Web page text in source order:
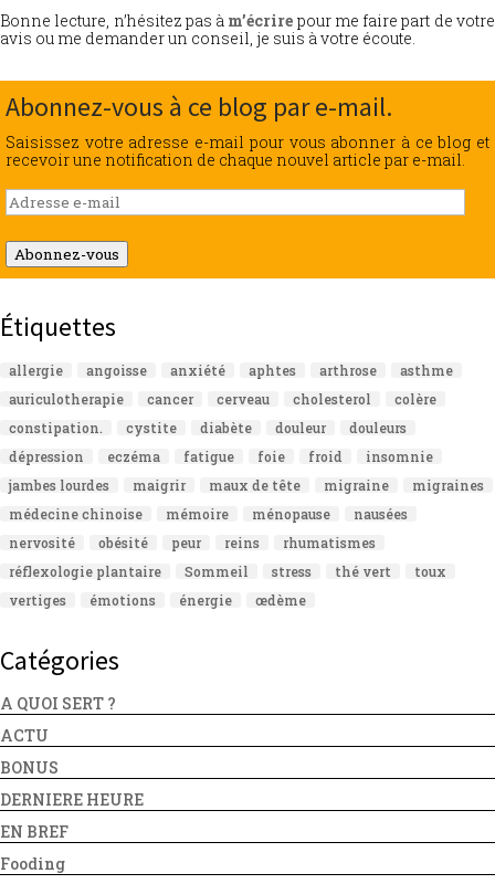
Bonne lecture, n’hésitez pas à m’écrire pour me faire part de votre
avis ou me demander un conseil, je suis à votre écoute.
Abonnez-vous à ce blog par e-mail.
Saisissez votre adresse e-mail pour vous abonner à ce blog et
recevoir une notification de chaque nouvel article par e-mail.
Adresse
e-
mail
Abonnez-vous
Étiquettes
allergie angoisse anxiété aphtes arthrose
asthme
auriculotherapie
cancer cerveau cholesterol
colère
constipation.
cystite diabète douleur
douleurs
dépression
eczéma fatigue foie froid
insomnie
jambes lourdes
maigrir maux de tête migraine
migraines
médecine chinoise
mémoire ménopause
nausées
nervosité
obésité peur reins
rhumatismes
réflexologie plantaire
Sommeil stress thé vert
toux
vertiges
émotions énergie œdème
Catégories
A QUOI SERT ?
ACTU
BONUS
DERNIERE HEURE
EN BREF
Fooding